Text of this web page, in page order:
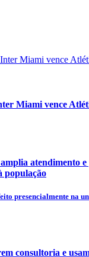
Miami vence
atendimento e
população
presencialmente na
consultoria e